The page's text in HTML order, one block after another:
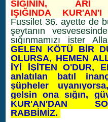
SIĞININ, ARI
IŞIĞINDA KUR'AN'I
Fussilet 36. ayette de
şeytanın
sığınmamızı ister
GELEN KÖTÜ BİR
OLURSA, HEMEN
İYİ İŞİTEN O'DUR,
anlatılan batıl
şüpheler
gelsin ona sığın,
KUR'AN'DAN
RABBİMİZ.